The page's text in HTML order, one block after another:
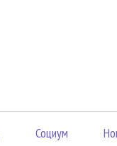
Социум